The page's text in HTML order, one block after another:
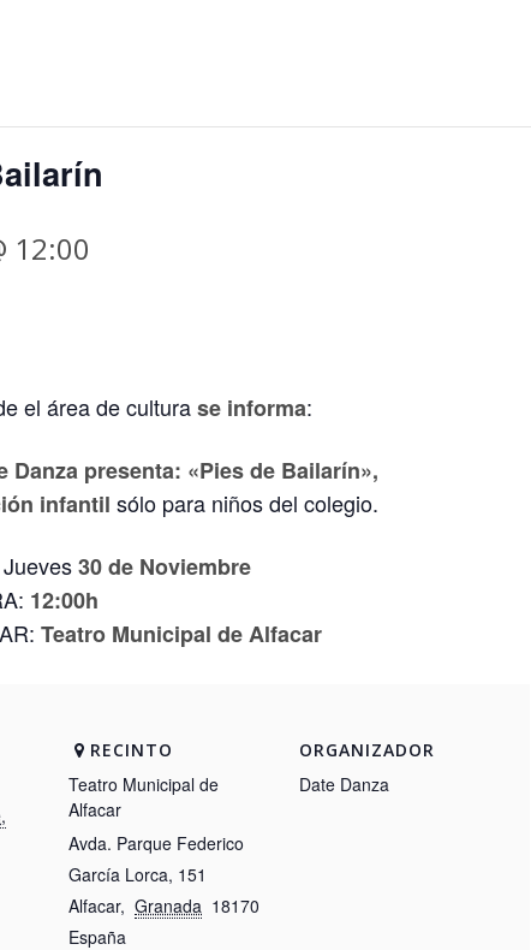
12:00
el área de culturase informa:
Danza presenta: «Pies de Bailarín»,
infantil sólo para niños del colegio.
30 de Noviembre
12:00h
Teatro Municipal de Alfacar
RECINTO
Teatro Municipal de
Alfacar
Avda. Parque Federico
García Lorca, 151
Alfacar, Granada 18170
España
ORGANIZADOR
Date Danza